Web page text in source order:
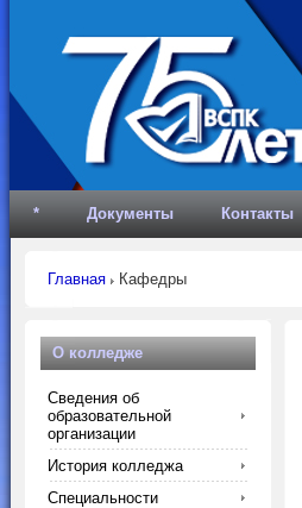
* Документы Контакты
Главная Кафедры
О колледже
Сведения об
образовательной
организации
История колледжа
Специальности